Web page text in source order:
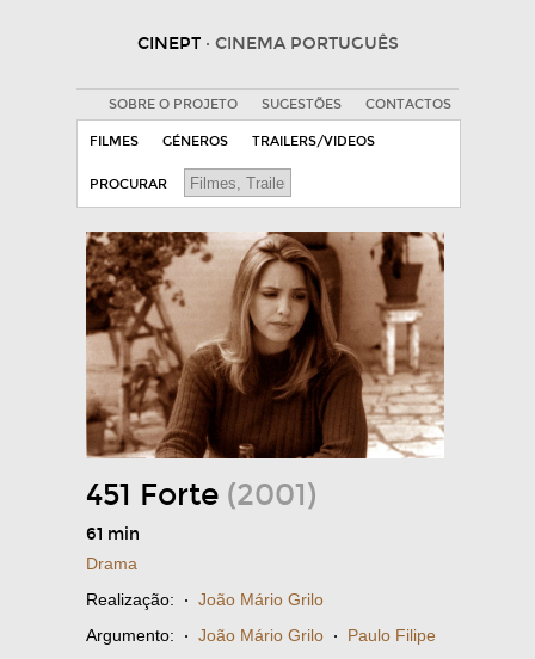
CINEPT · CINEMA PORTUGUÊS
SOBRE O PROJETO SUGESTÕES CONTACTOS
FILMES GÉNEROS TRAILERS/VIDEOS
PROCURAR
451 Forte (2001)
61 min
Drama
Realização: · João Mário Grilo
Argumento: · João Mário Grilo · Paulo Filipe